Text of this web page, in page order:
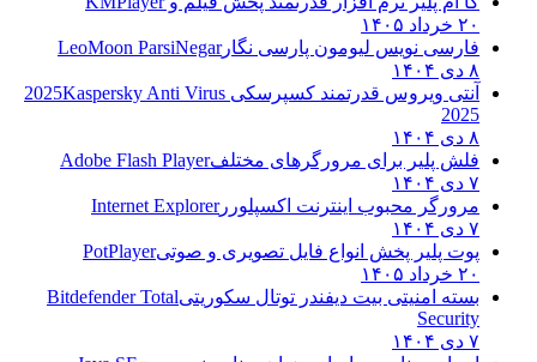
۲۰ خرداد ۱۴۰۵
فارسی نویس لیومون پارسی نگارLeoMoon ParsiNegar
۸ دی ۱۴۰۴
آنتی ویروس قدرتمند کسپرسکی 2025 Kaspersky Anti Virus
2025
۸ دی ۱۴۰۴
فلش پلیر برای مرورگرهای مختلفAdobe Flash Player
۷ دی ۱۴۰۴
مرورگر محبوب اینترنت اکسپلوررInternet Explorer
۷ دی ۱۴۰۴
پوت پلیر پخش انواع فایل تصویری و صوتیPotPlayer
۲۰ خرداد ۱۴۰۵
بسته امنیتی بیت دیفندر توتال سکوریتیBitdefender Total
Security
۷ دی ۱۴۰۴